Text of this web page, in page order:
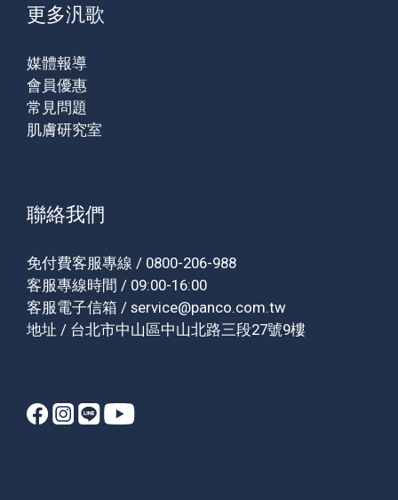
更多汎歌
媒體報導
會員優惠
常見問題
肌膚研究室
聯絡我們
免付費客服專線 / 0800-206-988
客服專線時間 / 09:00-16:00
客服電子信箱 / service@panco.com.tw
地址 / 台北市中山區中山北路三段27號9樓